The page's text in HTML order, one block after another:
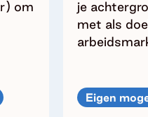
om
je
met als
Eigen